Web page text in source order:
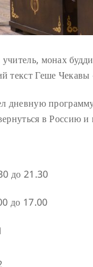
монах
текст Геше
дневную
в Россию
до 21.30
до 17.00